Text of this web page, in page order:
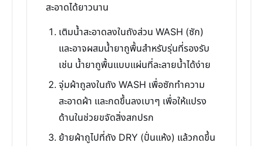
สะอาดได้ยาวนาน
เติมน้ำสะอาดลงในถังส่วน WASH (ซัก)
และอาจผสมน้ำยาถูพื้นสำหรับรุ่นที่รองรับ
เช่น น้ำยาถูพื้นแบบแผ่นที่ละลายน้ำได้ง่าย
จุ่มผ้าถูลงในถัง WASH เพื่อซักทำความ
สะอาดผ้า และกดขึ้นลงเบาๆ เพื่อให้แปรง
ด้านในช่วยขจัดสิ่งสกปรก
ย้ายผ้าถูไปที่ถัง DRY (ปั่นแห้ง) แล้วกดขึ้น